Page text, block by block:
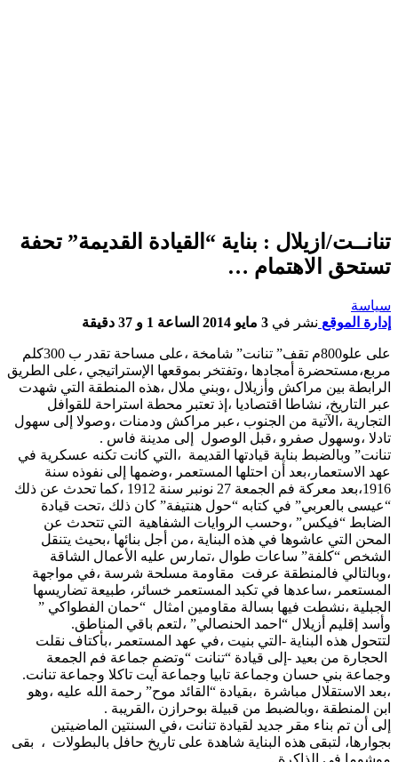
تنانــت/ازيلال : بناية “القيادة القديمة” تحفة
تستحق الاهتمام …
سياسة
إدارة الموقع نشر في 3 مايو 2014 الساعة 1 و 37 دقيقة
على علو800م تقف” تنانت” شامخة ،على مساحة تقدر ب 300كلم
مربع،مستحضرة أمجادها ،وتفتخر بموقعها الإستراتيجي ،على الطريق
الرابطة بين مراكش وأزيلال ،وبني ملال ،هذه المنطقة التي شهدت
عبر التاريخ، نشاطا اقتصاديا ،إذ تعتبر محطة استراحة للقوافل
التجارية ،الآتية من الجنوب ،عبر مراكش ودمنات ،وصولا إلى سهول
تادلا ،وسهول صفرو ،قبل الوصول إلى مدينة فاس .
تنانت” وبالضبط بناية قيادتها القديمة ،التي كانت تكنه عسكرية في
عهد الاستعمار،بعد أن احتلها المستعمر ،وضمها إلى نفوذه سنة
1916،بعد معركة فم الجمعة 27 نونبر سنة 1912 ،كما تحدث عن ذلك
“عيسى بالعربي” في كتابه “حول هنتيفة” كان ذلك ،تحت قيادة
الضابط “فيكس” ،وحسب الروايات الشفاهية التي تتحدث عن
المحن التي عاشوها في هذه البناية ،من أجل بنائها ،بحيث يتنقل
الشخص “كلفة” ساعات طوال ،تمارس عليه الأعمال الشاقة
،وبالتالي فالمنطقة عرفت مقاومة مسلحة شرسة ،في مواجهة
المستعمر ،ساعدها في تكبد المستعمر خسائر، طبيعة تضاريسها
الجبلية ،نشطت فيها بسالة مقاومين امثال “حمان الفطواكي ”
وأسد إقليم أزيلال “احمد الحنصالي” ،لتعم باقي المناطق.
لتتحول هذه البناية -التي بنيت ،في عهد المستعمر ،بأكتاف نقلت
الحجارة من بعيد -إلى قيادة “تنانت “وتضم جماعة فم الجمعة
وجماعة بني حسان وجماعة تابيا وجماعة آيت تاكلا وجماعة تنانت.
،بعد الاستقلال مباشرة ،بقيادة “القائد موح” رحمة الله عليه ،وهو
ابن المنطقة ،وبالضبط من قبيلة بوحرازن ،القريبة .
إلى أن تم بناء مقر جديد لقيادة تنانت ،في السنتين الماضيتين
بجوارها، لتبقى هذه البناية شاهدة على تاريخ حافل بالبطولات ، بقى
موشوما في الذاكرة .